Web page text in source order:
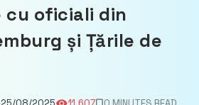
oficiali din
și Țările de